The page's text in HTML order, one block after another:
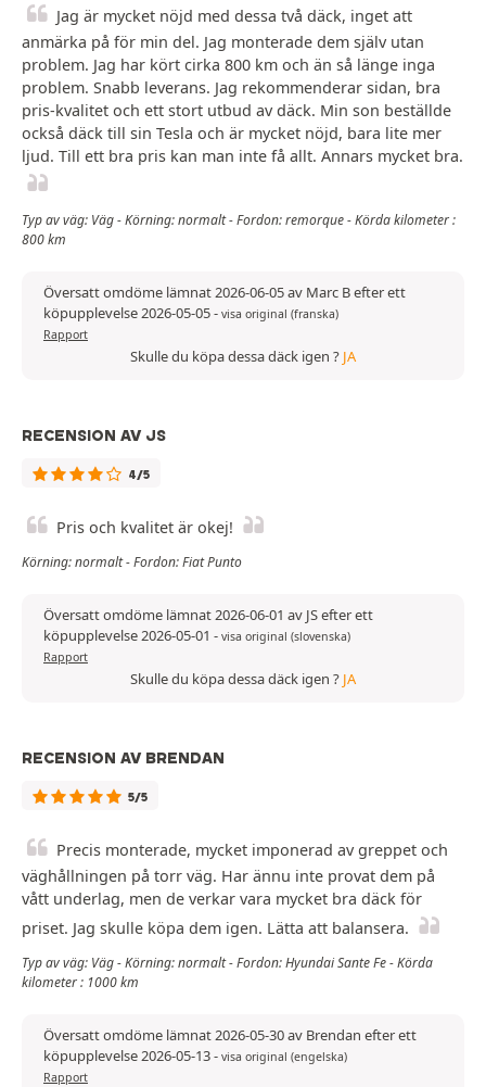
Jag är mycket nöjd med dessa två däck, inget att
anmärka på för min del. Jag monterade dem själv utan
problem. Jag har kört cirka 800 km och än så länge inga
problem. Snabb leverans. Jag rekommenderar sidan, bra
pris-kvalitet och ett stort utbud av däck. Min son beställde
också däck till sin Tesla och är mycket nöjd, bara lite mer
ljud. Till ett bra pris kan man inte få allt. Annars mycket bra.
Typ av väg: Väg - Körning: normalt - Fordon: remorque - Körda kilometer :
800 km
Översatt omdöme lämnat 2026-06-05 av Marc B efter ett
köpupplevelse 2026-05-05- visa original (franska)
Rapport
Skulle du köpa dessa däck igen ? JA
RECENSION AV JS
4/5
Pris och kvalitet är okej!
Körning: normalt - Fordon: Fiat Punto
Översatt omdöme lämnat 2026-06-01 av JS efter ett
köpupplevelse 2026-05-01 - visa original (slovenska)
Rapport
Skulle du köpa dessa däck igen ? JA
RECENSION AV BRENDAN
5/5
Precis monterade, mycket imponerad av greppet och
väghållningen på torr väg. Har ännu inte provat dem på
vått underlag, men de verkar vara mycket bra däck för
priset. Jag skulle köpa dem igen. Lätta att balansera.
Typ av väg: Väg - Körning: normalt - Fordon: Hyundai Sante Fe - Körda
kilometer : 1000 km
Översatt omdöme lämnat 2026-05-30 av Brendan efter ett
köpupplevelse 2026-05-13- visa original (engelska)
Rapport